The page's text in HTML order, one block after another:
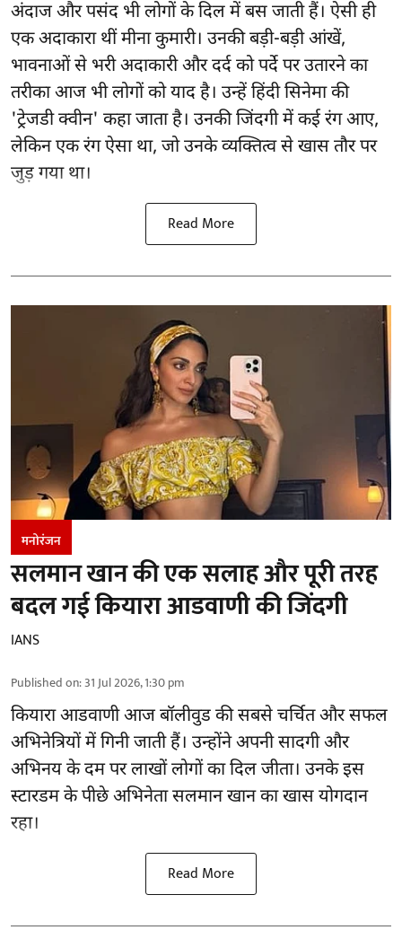
अंदाज और पसंद भी लोगों के दिल में बस जाती हैं। ऐसी ही
एक अदाकारा थीं मीना कुमारी। उनकी बड़ी-बड़ी आंखें,
भावनाओं से भरी अदाकारी और दर्द को पर्दे पर उतारने का
तरीका आज भी लोगों को याद है। उन्हें हिंदी सिनेमा की
'ट्रेजडी क्वीन' कहा जाता है। उनकी जिंदगी में कई रंग आए,
लेकिन एक रंग ऐसा था, जो उनके व्यक्तित्व से खास तौर पर
जुड़ गया था।
Read More
मनोरंजन
सलमान खान की एक सलाह और पूरी तरह
बदल गई कियारा आडवाणी की जिंदगी
IANS
Published on:31 Jul 2026, 1:30 pm
कियारा आडवाणी आज बॉलीवुड की सबसे चर्चित और सफल
अभिनेत्रियों में गिनी जाती हैं। उन्होंने अपनी सादगी और
अभिनय के दम पर लाखों लोगों का दिल जीता। उनके इस
स्टारडम के पीछे अभिनेता सलमान खान का खास योगदान
रहा।
Read More